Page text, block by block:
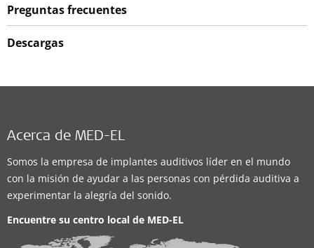
Preguntas frecuentes
Descargas
Acerca de MED-EL
Somos la empresa de implantes auditivos líder en el mundo
con la misión de ayudar a las personas con pérdida auditiva a
experimentar la alegría del sonido.
Encuentre su centro local de MED-EL